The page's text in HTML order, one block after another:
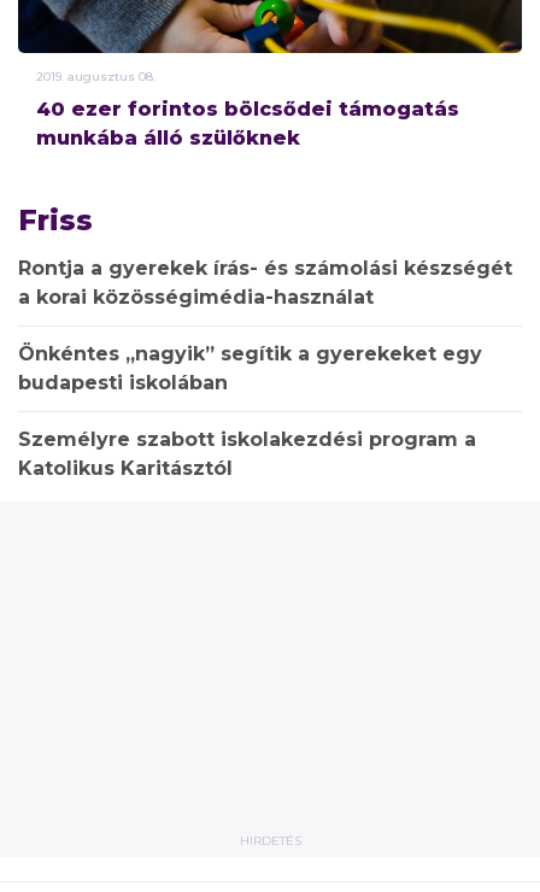
2019. augusztus 08.
40 ezer forintos bölcsődei támogatás
munkába álló szülőknek
Friss
Rontja a gyerekek írás- és számolási készségét
a korai közösségimédia-használat
Önkéntes „nagyik” segítik a gyerekeket egy
budapesti iskolában
Személyre szabott iskolakezdési program a
Katolikus Karitásztól
HIRDETÉS